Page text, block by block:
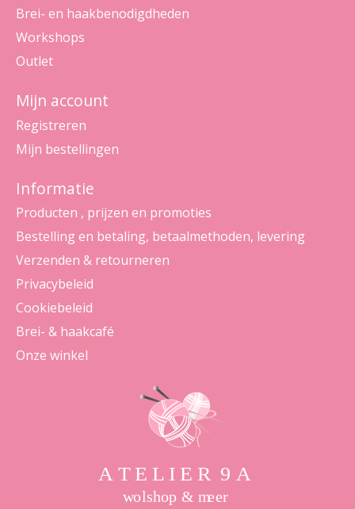
Brei- en haakbenodigdheden
Workshops
Outlet
Mijn account
Registreren
Mijn bestellingen
Informatie
Producten , prijzen en promoties
Bestelling en betaling, betaalmethoden, levering
Verzenden & retourneren
Privacybeleid
Cookiebeleid
Brei- & haakcafé
Onze winkel